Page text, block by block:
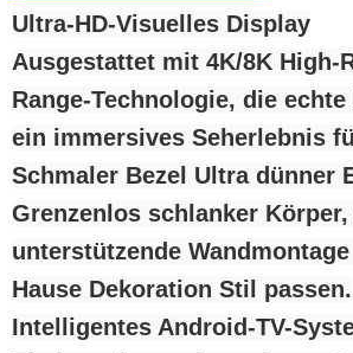
Ultra-HD-Visuelles Display
Ausgestattet mit 4K/8K High-
Range-Technologie, die
ein immersives Seherlebnis
Schmaler Bezel Ultra dünner
Grenzenlos schlanker
unterstützende
Hause Dekoration Stil passen.
Intelligentes Android-TV-